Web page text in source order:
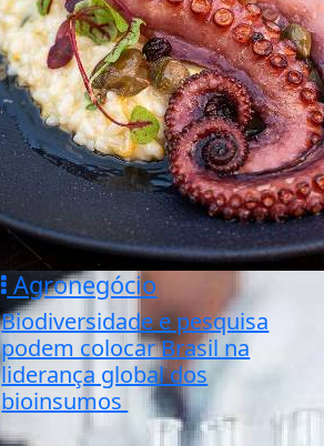
Agronegócio
Biodiversidade e pesquisa
podem colocar Brasil na
liderança global dos
bioinsumos